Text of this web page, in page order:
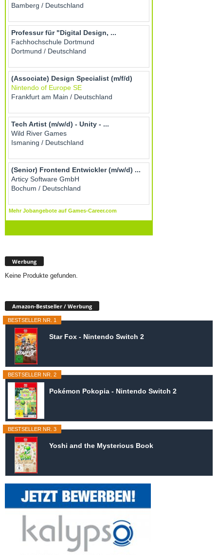
Werbung
Keine Produkte gefunden.
Amazon-Bestseller / Werbung
BESTSELLER NR. 1
Star Fox - Nintendo Switch 2
BESTSELLER NR. 2
Pokémon Pokopia - Nintendo Switch 2
BESTSELLER NR. 3
Yoshi and the Mysterious Book